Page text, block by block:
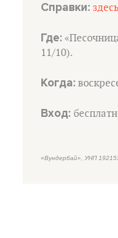
Справки: здесь
Где:
11/10).
Когда:
Вход:
«Вундербай», УНП